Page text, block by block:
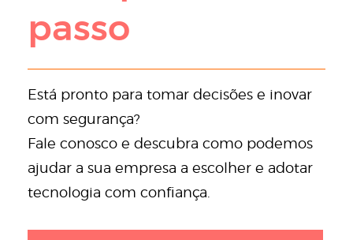
passo
Está pronto para tomar decisões e inovar
com segurança?
Fale conosco e descubra como podemos
ajudar a sua empresa a escolher e adotar
tecnologia com confiança.